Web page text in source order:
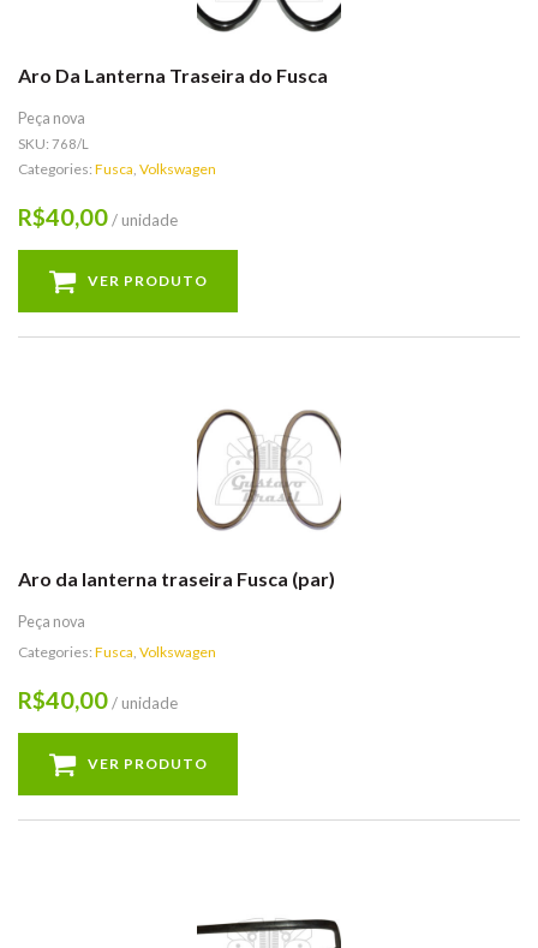
Aro Da Lanterna Traseira do Fusca
Peça nova
SKU: 768/L
Categories: Fusca, Volkswagen
R$40,00/ unidade
VER PRODUTO
Aro da lanterna traseira Fusca (par)
Peça nova
Categories: Fusca, Volkswagen
R$40,00/ unidade
VER PRODUTO